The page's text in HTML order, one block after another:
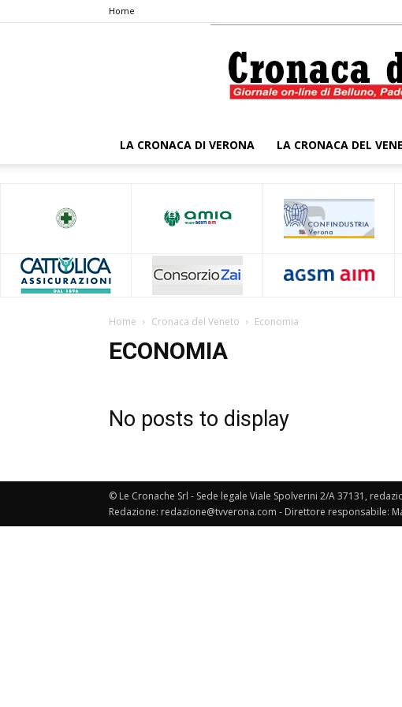
Home
LA CRONACA DI VERONA LA CRONACA DEL
Home Cronaca del Veneto Economia
ECONOMIA
No posts to display
© Le Cronache Srl - Sede legale Viale Spolverini 2/A 37131,
Redazione: redazione@tvverona.com - Direttore responsabile: